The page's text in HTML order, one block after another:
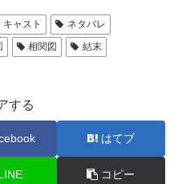
キャスト
ネタバレ
相関図
結末
する
はてブ
コピー